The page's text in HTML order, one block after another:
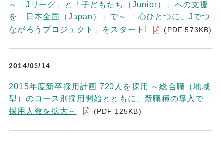
～「Jリーグ」と「子どもたち（Junior）」への支援
を「日本全国（Japan）」で～ 「心ひとつに、Jでつ
ながろうプロジェクト」をスタート!
(PDF 573KB)
2014/03/14
2015年度新卒採用計画 720人を採用 ～総合職（地域
型）のコース別採用開始とともに、新職種の導入で
採用人数を拡大～
(PDF 125KB)